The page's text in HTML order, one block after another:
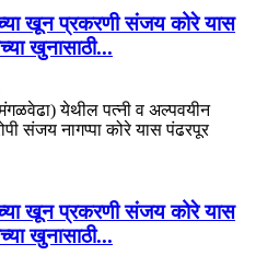
खून प्रकरणी संजय कोरे यास
खुनासाठी...
येथील पत्नी व अल्पवयीन
संजय नागप्पा कोरे यास पंढरपूर
खून प्रकरणी संजय कोरे यास
खुनासाठी...